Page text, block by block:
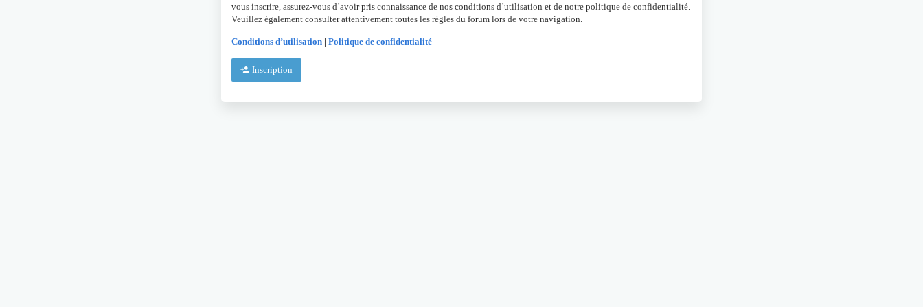
vous inscrire, assurez-vous d’avoir pris connaissance de nos conditions d’utilisation et de notre politique de confidentialité.
Veuillez également consulter attentivement toutes les règles du forum lors de votre navigation.
Conditions d’utilisation | Politique de confidentialité
Inscription